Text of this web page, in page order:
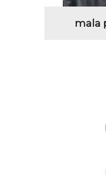
mala